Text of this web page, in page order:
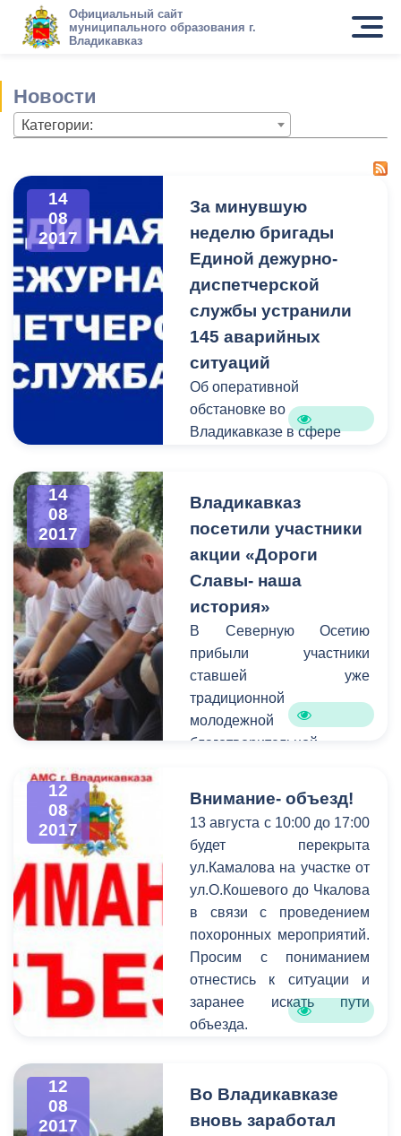
Официальный сайт
муниципального образования г.
Владикавказ
Новости
Категории:
14
08
2017
За минувшую
неделю бригады
Единой дежурно-
диспетчерской
службы устранили
145 аварийных
ситуаций
Об оперативной
обстановке во
Владикавказе в сфере
Единая дежурно-
на горячую линию единой
дежурно-диспетчерской
службы поступило 145
звонков, в числе которых
проблемы с
электроснабжением,
подачей холодной и
горячей воды, засоры.
Специалисты ЕДДС в
выехали на аварийные
указанные в
обращениях,нарушения
работы систем ЖКХ.
Напомним, связаться с
операторами службы
жители Владикавказа
могут по номеру 53-19-19.
14
08
2017
Владикавказ
посетили участники
акции «Дороги
Славы- наша
история»
В Северную Осетию
прибыли участники
ставшей уже
традиционной
молодежной
благотворительной
история». Организатором
акции выступила
молодежь города Ростова-
на-Дону. В городе
Воинской Славы -
Владикавказе гостей
встретили заместитель
главы
администрации Роман
Гозюмов, председатель
Союза десантников
представители
общественных
12
08
2017
Внимание- объезд!
13 августа с 10:00 до 17:00
будет перекрыта
ул.Камалова на участке от
ул.О.Кошевого до Чкалова
в связи с проведением
похоронных мероприятий.
Просим с пониманием
отнестись к ситуации и
заранее искать пути
объезда.
12
08
2017
Во Владикавказе
вновь заработал